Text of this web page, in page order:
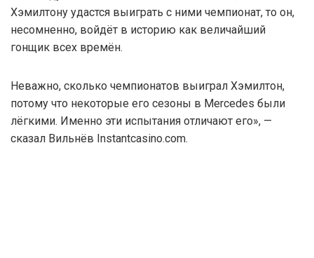
Хэмилтону удастся выиграть с ними чемпионат, то он,
несомненно, войдёт в историю как величайший
гонщик всех времён.
Неважно, сколько чемпионатов выиграл Хэмилтон,
потому что некоторые его сезоны в Mercedes были
лёгкими. Именно эти испытания отличают его», —
сказал Вильнёв Instantcasino.com.